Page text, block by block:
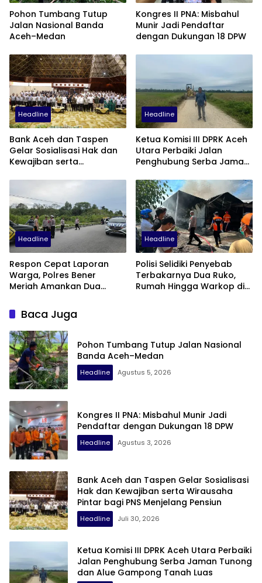
Pohon Tumbang Tutup
Jalan Nasional Banda
Aceh–Medan
Kongres II PNA: Misbahul
Munir Jadi Pendaftar
dengan Dukungan 18 DPW
Headline
Bank Aceh dan Taspen
Gelar Sosialisasi Hak dan
Kewajiban serta
Menjelang Pensiun
Headline
Ketua Komisi III DPRK Aceh
Utara Perbaiki Jalan
Penghubung Serba Jaman
Gampong Tanah Luas
Headline
Respon Cepat Laporan
Warga, Polres Bener
Meriah Amankan Dua
Terlibat Balap Liar
Headline
Polisi Selidiki Penyebab
Terbakarnya Dua Ruko,
Rumah Hingga Warkop di
Baca Juga
Pohon Tumbang Tutup Jalan Nasional
Banda Aceh–Medan
Headline Agustus 5, 2026
Kongres II PNA: Misbahul Munir Jadi
Pendaftar dengan Dukungan 18 DPW
Headline Agustus 3, 2026
Bank Aceh dan Taspen Gelar Sosialisasi
Hak dan Kewajiban serta Wirausaha
Pintar bagi PNS Menjelang Pensiun
Headline Juli 30, 2026
Ketua Komisi III DPRK Aceh Utara Perbaiki
Jalan Penghubung Serba Jaman Tunong
dan Alue Gampong Tanah Luas